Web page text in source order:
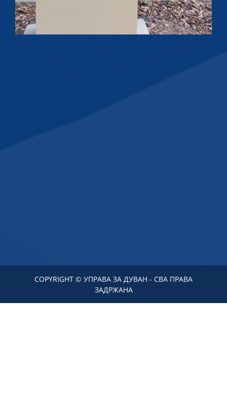
COPYRIGHT © УПРАВА ЗА ДУВАН - СВА ПРАВА
ЗАДРЖАНА